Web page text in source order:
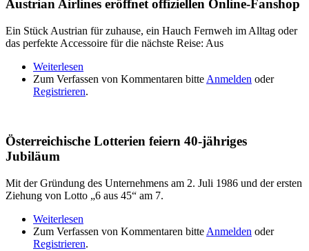
Austrian Airlines eröffnet offiziellen Online-Fanshop
Ein Stück Austrian für zuhause, ein Hauch Fernweh im Alltag oder
das perfekte Accessoire für die nächste Reise: Aus
Weiterlesen
Fanshop
Zum Verfassen von Kommentaren bitte Anmelden oder
Registrieren.
Österreichische Lotterien feiern 40-jähriges
Jubiläum
Mit der Gründung des Unternehmens am 2. Juli 1986 und der ersten
Ziehung von Lotto „6 aus 45“ am 7.
Weiterlesen
Jubiläum
Zum Verfassen von Kommentaren bitte Anmelden oder
Registrieren.